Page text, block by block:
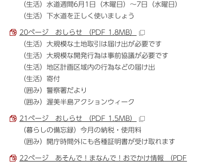
（生活）水道週間6月1日（木曜日）～7日（水曜日）
（生活）下水道を正しく使いましょう
20ページ おしらせ （PDF 1.8MB）
（生活）大規模な土地取引は届け出が必要です
（生活）大規模な開発行為は事前協議が必要です
（生活）地区計画区域内の行為などの届け出
（生活）寄付
（囲み）警察署だより
（囲み）渥美半島アクションウィーク
21ページ おしらせ （PDF 1.5MB）
（暮らしの備忘録）今月の納税・使用料
（囲み）開庁時間外にも各種証明書が受け取れます
22ページ あそんで！まなんで！おでかけ情報 （PDF